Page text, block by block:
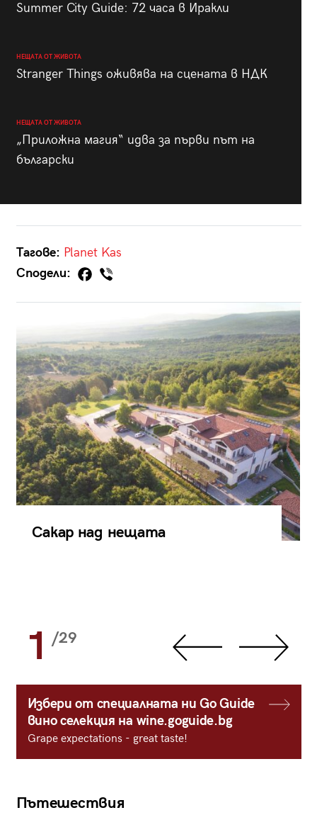
Summer City Guide: 72 часа в Иракли
НЕЩАТА ОТ ЖИВОТА
Stranger Things оживява на сцената в НДК
НЕЩАТА ОТ ЖИВОТА
„Приложна магия“ идва за първи път на
български
Тагове: Planet Kas
Сподели:
Сакар над нещата
1 /29
Избери от специалната ни Go Guide
вино селекция на wine.goguide.bg
Grape expectations - great taste!
Пътешествия